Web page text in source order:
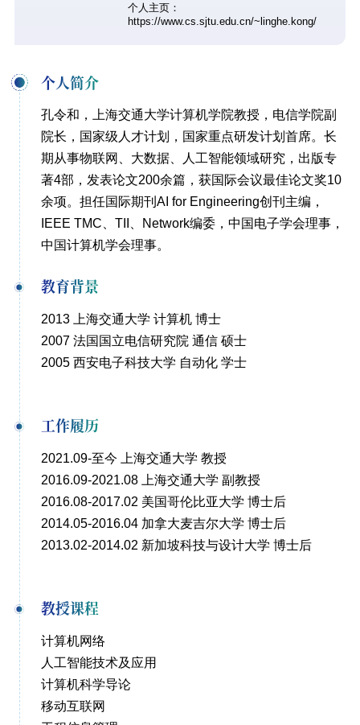
个人主页：
https://www.cs.sjtu.edu.cn/~linghe.kong/
个人简介
孔令和，上海交通大学计算机学院教授，电信学院副
院长，国家级人才计划，国家重点研发计划首席。长
期从事物联网、大数据、人工智能领域研究，出版专
著4部，发表论文200余篇，获国际会议最佳论文奖10
余项。担任国际期刊AI for Engineering创刊主编，
IEEE TMC、TII、Network编委，中国电子学会理事，
中国计算机学会理事。
教育背景
2013 上海交通大学 计算机 博士
2007 法国国立电信研究院 通信 硕士
2005 西安电子科技大学 自动化 学士
工作履历
2021.09-至今 上海交通大学 教授
2016.09-2021.08 上海交通大学 副教授
2016.08-2017.02 美国哥伦比亚大学 博士后
2014.05-2016.04 加拿大麦吉尔大学 博士后
2013.02-2014.02 新加坡科技与设计大学 博士后
教授课程
计算机网络
人工智能技术及应用
计算机科学导论
移动互联网